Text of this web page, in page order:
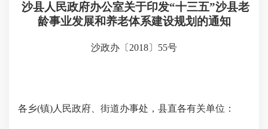
沙县人民政府办公室关于印发“十三五”沙县老
龄事业发展和养老体系建设规划的通知
沙政办〔 2018〕 55号
各乡(镇) 人民政府、街道办事处，县直各有关单位 ：